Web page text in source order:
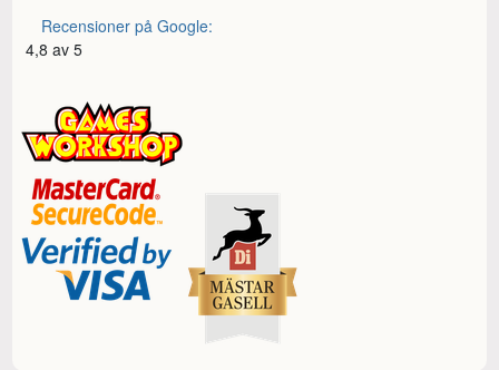
Recensioner på Google:
4,8 av 5